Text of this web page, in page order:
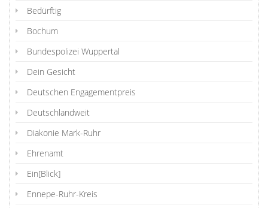
Bedürftig
Bochum
Bundespolizei Wuppertal
Dein Gesicht
Deutschen Engagementpreis
Deutschlandweit
Diakonie Mark-Ruhr
Ehrenamt
Ein[Blick]
Ennepe-Ruhr-Kreis